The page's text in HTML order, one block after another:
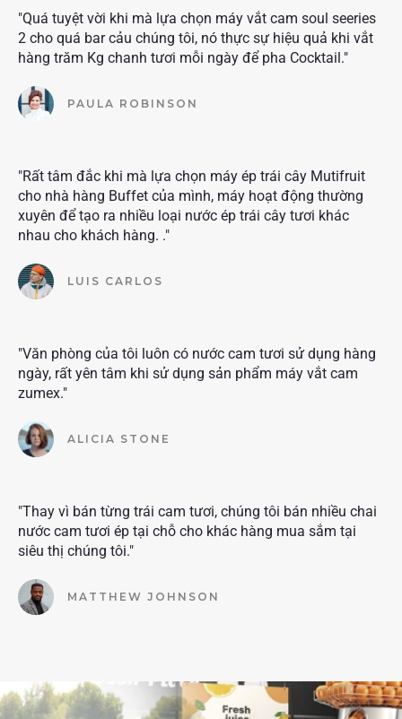
"Quá tuyệt vời khi mà lựa chọn máy vắt cam soul seeries
2 cho quá bar cảu chúng tôi, nó thực sự hiệu quả khi vắt
hàng trăm Kg chanh tươi mỗi ngày để pha Cocktail."
PAULA ROBINSON
"Rất tâm đắc khi mà lựa chọn máy ép trái cây Mutifruit
cho nhà hàng Buffet của mình, máy hoạt động thường
xuyên để tạo ra nhiều loại nước ép trái cây tươi khác
nhau cho khách hàng. ."
LUIS CARLOS
"Văn phòng của tôi luôn có nước cam tươi sử dụng hàng
ngày, rất yên tâm khi sử dụng sản phẩm máy vắt cam
zumex."
ALICIA STONE
"Thay vì bán từng trái cam tươi, chúng tôi bán nhiều chai
nước cam tươi ép tại chỗ cho khác hàng mua sắm tại
siêu thị chúng tôi."
MATTHEW JOHNSON